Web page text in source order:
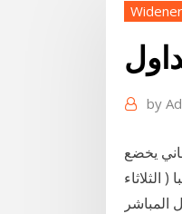
by
) وزير الصحة البريطاني يخضع
تحقق أرباحا قوية وترتفع بنسبة 15% تقريبا ( الثلاثاء
المباشر